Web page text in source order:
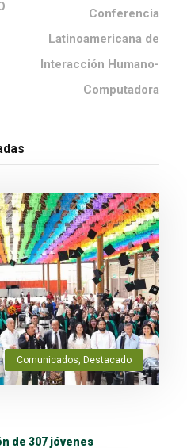
Conferencia
Latinoamericana de
Interacción Humano-
Computadora
Comunicados Destacado
de 307 jóvenes